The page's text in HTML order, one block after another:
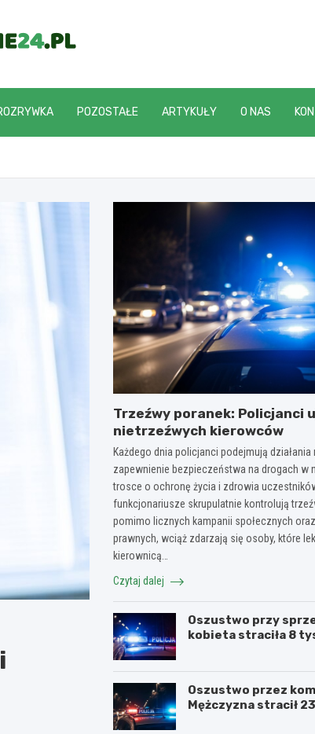
POZOSTAŁE ARTYKUŁY O NAS
Trzeźwy poranek: Policjanci
nietrzeźwych kierowców
Każdego dnia policjanci podejmują działania
zapewnienie bezpieczeństwa na drogach w
trosce o ochronę życia i zdrowia
funkcjonariusze skrupulatnie kontrolują
pomimo licznych kampanii społecznych
prawnych, wciąż zdarzają się osoby, które
kierownicą…
Czytaj dalej
Oszustwo przy
kobieta straciła 8
Oszustwo przez
Mężczyzna stracił